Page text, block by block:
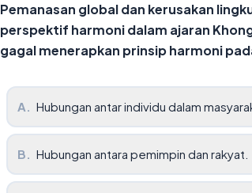
Pemanasan global dan kerusakan
perspektif harmoni dalam ajaran
gagal menerapkan prinsip harmoni
A. Hubungan antar individu dalam
B. Hubungan antara pemimpin dan rakyat.